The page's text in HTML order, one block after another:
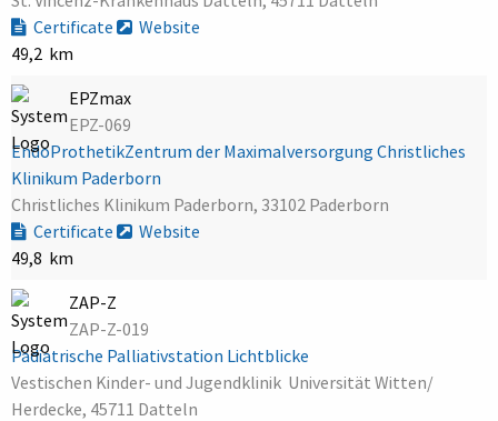
Certificate
Website
49,2 km
EPZmax
EPZ-069
EndoProthetikZentrum der Maximalversorgung Christliches
Klinikum Paderborn
Christliches Klinikum Paderborn, 33102 Paderborn
Certificate
Website
49,8 km
ZAP-Z
ZAP-Z-019
Pädiatrische Palliativstation Lichtblicke
Vestischen Kinder- und Jugendklinik  Universität Witten/
Herdecke, 45711 Datteln